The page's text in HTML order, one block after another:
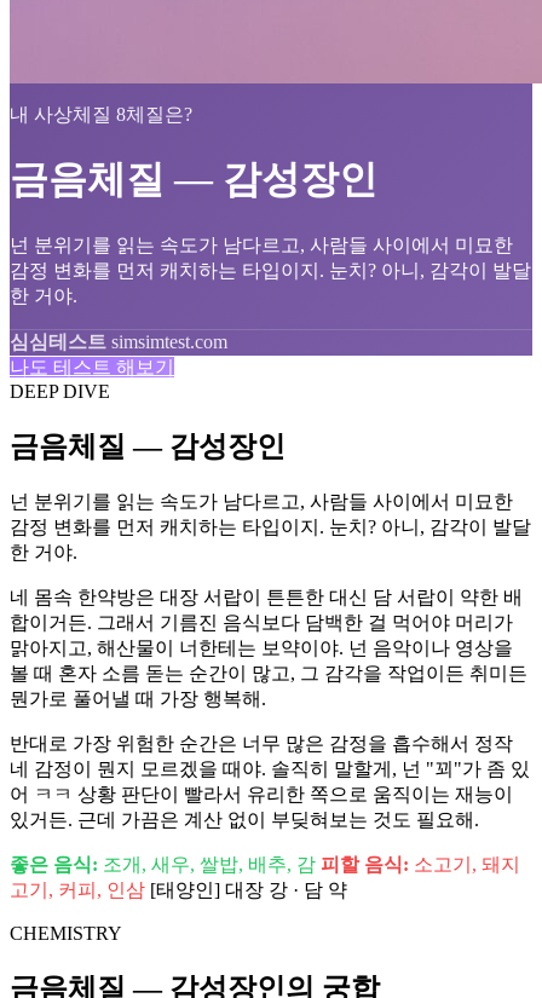
내 사상체질 8체질은?
금음체질 — 감성장인
넌 분위기를 읽는 속도가 남다르고, 사람들 사이에서 미묘한
감정 변화를 먼저 캐치하는 타입이지. 눈치? 아니, 감각이 발달
한 거야.
심심테스트 simsimtest.com
나도 테스트 해보기
DEEP DIVE
금음체질 — 감성장인
넌 분위기를 읽는 속도가 남다르고, 사람들 사이에서 미묘한
감정 변화를 먼저 캐치하는 타입이지. 눈치? 아니, 감각이 발달
한 거야.
네 몸속 한약방은 대장 서랍이 튼튼한 대신 담 서랍이 약한 배
합이거든. 그래서 기름진 음식보다 담백한 걸 먹어야 머리가
맑아지고, 해산물이 너한테는 보약이야. 넌 음악이나 영상을
볼 때 혼자 소름 돋는 순간이 많고, 그 감각을 작업이든 취미든
뭔가로 풀어낼 때 가장 행복해.
반대로 가장 위험한 순간은 너무 많은 감정을 흡수해서 정작
네 감정이 뭔지 모르겠을 때야. 솔직히 말할게, 넌 "꾀"가 좀 있
어 ㅋㅋ 상황 판단이 빨라서 유리한 쪽으로 움직이는 재능이
있거든. 근데 가끔은 계산 없이 부딪혀보는 것도 필요해.
좋은 음식: 조개, 새우, 쌀밥, 배추, 감 피할 음식: 소고기, 돼지
고기, 커피, 인삼 [태양인] 대장 강 · 담 약
CHEMISTRY
금음체질 — 감성장인의 궁합